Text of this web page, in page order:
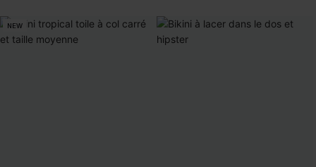
NEW